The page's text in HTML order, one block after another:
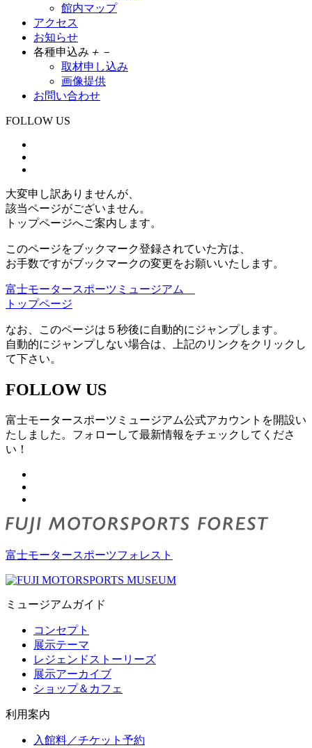
館内マップ
アクセス
お知らせ
各種申込み ＋ －
取材申し込み
画像提供
お問い合わせ
FOLLOW US
大変申し訳ありませんが、
該当ページがございません。
トップページへご案内します。
このページをブックマーク登録されていた方は、
お手数ですがブックマークの変更をお願いいたします。
富士モータースポーツミュージアム
トップページ
なお、このページは５秒後に自動的にジャンプします。
自動的にジャンプしない場合は、上記のリンクをクリックし
て下さい。
FOLLOW US
富士モータースポーツミュージアム公式アカウントを開設い
たしました。フォローして最新情報をチェックしてくださ
い！
富士モータースポーツフォレスト
ミュージアムガイド
コンセプト
展示テーマ
レジェンドストーリーズ
展示アーカイブ
ショップ＆カフェ
利用案内
入館料／チケット予約